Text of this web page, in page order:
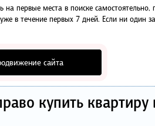
на первые места в поиске
в течение первых 7 дней. Если ни один
сайта
купить квартиру